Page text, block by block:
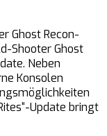
Ghost Recon-
Shooter Ghost
Neben
Konsolen
Update bringt